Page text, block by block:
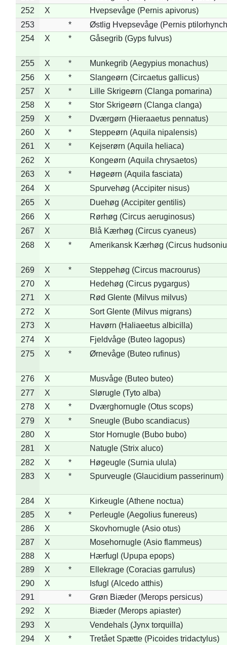
252
X
Hvepsevåge (Pernis apivorus)
253
*
Østlig Hvepsevåge (Pernis
254
X * Gåsegrib (Gyps fulvus)
255 X *
Munkegrib (Aegypius monachus)
256
X *
Slangeørn (Circaetus gallicus)
257
X *
Lille Skrigeørn (Clanga pomarina)
258
X *
Stor Skrigeørn (Clanga clanga)
259
X *
Dværgørn (Hieraaetus pennatus)
260
X *
Steppeørn (Aquila nipalensis)
261
X *
Kejserørn (Aquila heliaca)
262
X
Kongeørn (Aquila chrysaetos)
263
X *
Høgeørn (Aquila fasciata)
264
X
Spurvehøg (Accipiter nisus)
265
X
Duehøg (Accipiter gentilis)
266
X
Rørhøg (Circus aeruginosus)
267
X
Blå Kærhøg (Circus cyaneus)
268
X * Amerikansk Kærhøg (Circus
269 X *
Steppehøg (Circus macrourus)
270
X
Hedehøg (Circus pygargus)
271
X
Rød Glente (Milvus milvus)
272
X
Sort Glente (Milvus migrans)
273
X
Havørn (Haliaeetus albicilla)
274
X
Fjeldvåge (Buteo lagopus)
275
X * Ørnevåge (Buteo rufinus)
276 X
Musvåge (Buteo buteo)
277
X
Slørugle (Tyto alba)
278
X *
Dværghornugle (Otus scops)
279
X *
Sneugle (Bubo scandiacus)
280
X
Stor Hornugle (Bubo bubo)
281
X
Natugle (Strix aluco)
282
X *
Høgeugle (Surnia ulula)
283
X * Spurveugle (Glaucidium passerinum)
284 X
Kirkeugle (Athene noctua)
285
X *
Perleugle (Aegolius funereus)
286
X
Skovhornugle (Asio otus)
287
X
Mosehornugle (Asio flammeus)
288
X
Hærfugl (Upupa epops)
289
X *
Ellekrage (Coracias garrulus)
290
X
Isfugl (Alcedo atthis)
291
*
Grøn Biæder (Merops persicus)
292
X
Biæder (Merops apiaster)
293
X
Vendehals (Jynx torquilla)
294
X *
Tretået Spætte (Picoides tridactylus)